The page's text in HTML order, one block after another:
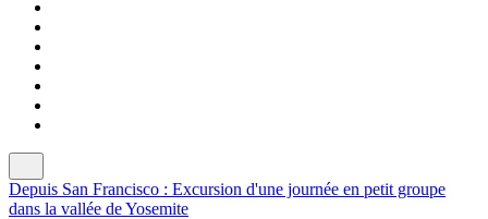
Depuis San Francisco : Excursion d'une journée en petit groupe
dans la vallée de Yosemite